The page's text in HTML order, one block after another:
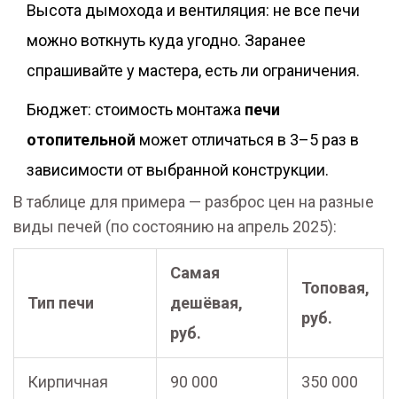
Высота дымохода и вентиляция: не все печи
можно воткнуть куда угодно. Заранее
спрашивайте у мастера, есть ли ограничения.
Бюджет: стоимость монтажа печи
отопительной может отличаться в 3–5 раз в
зависимости от выбранной конструкции.
В таблице для примера — разброс цен на разные
виды печей (по состоянию на апрель 2025):
Тип печи
Самая
дешёвая,
руб.
Топовая,
руб.
Кирпичная 90 000 350 000